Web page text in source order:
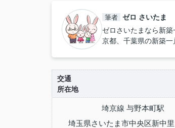
筆者 ゼロ さいたま
ゼロさいたまなら新
京都、千葉県の新築一
交通
所在地
埼京線 与野本町駅
埼玉県さいたま市中央区新中